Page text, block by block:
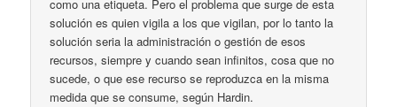
como una etiqueta. Pero el problema que surge de esta
solución es quien vigila a los que vigilan, por lo tanto la
solución seria la administración o gestión de esos
recursos, siempre y cuando sean infinitos, cosa que no
sucede, o que ese recurso se reproduzca en la misma
medida que se consume, según Hardin.